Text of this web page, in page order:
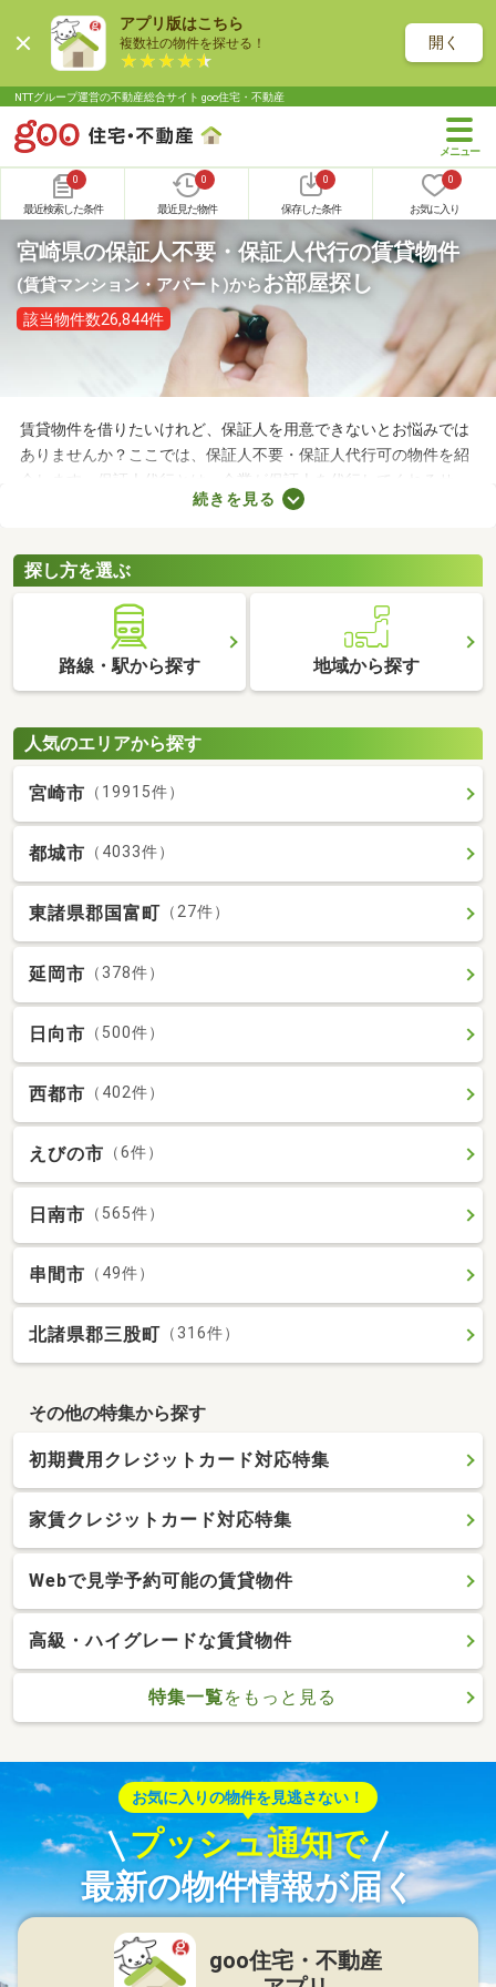
アプリ版はこちら
複数社の物件を探せる！ 開く
NTTグループ運営の不動産総合サイト goo住宅・不動産
0
最近検索した条件
0
最近見た物件
0
保存した条件
0
お気に入り
宮崎県の保証人不要・保証人代行の賃貸物件
(賃貸マンション・アパート)からお部屋探し
該当物件数26,844件
賃貸物件を借りたいけれど、保証人を用意できないとお悩みでは
ありませんか？ここでは、保証人不要・保証人代行可の物件を紹
介します。保証人代行とは、企業が保証人を代行してくれるサー
ビスです。保証人を用意できなくてもお部屋を借りられるので、
た生活を送りましょう。
続きを見る
探し方を選ぶ
路線・駅から探す 地域から探す
人気のエリアから探す
宮崎市 （19915件）
都城市 （4033件）
東諸県郡国富町 （27件）
延岡市 （378件）
日向市 （500件）
西都市 （402件）
えびの市 （6件）
日南市 （565件）
串間市 （49件）
北諸県郡三股町 （316件）
その他の特集から探す
初期費用クレジットカード対応特集
家賃クレジットカード対応特集
Webで見学予約可能の賃貸物件
高級・ハイグレードな賃貸物件
特集一覧をもっと見る
お気に入りの物件を見逃さない！
プッシュ通知で
最新の物件情報が届く
goo住宅・不動産